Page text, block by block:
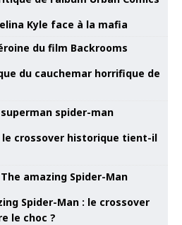
Kyle face à la mafia
du cauchemar horrifique de
le crossover historique tient-il
Spider-Man : le crossover
le choc ?